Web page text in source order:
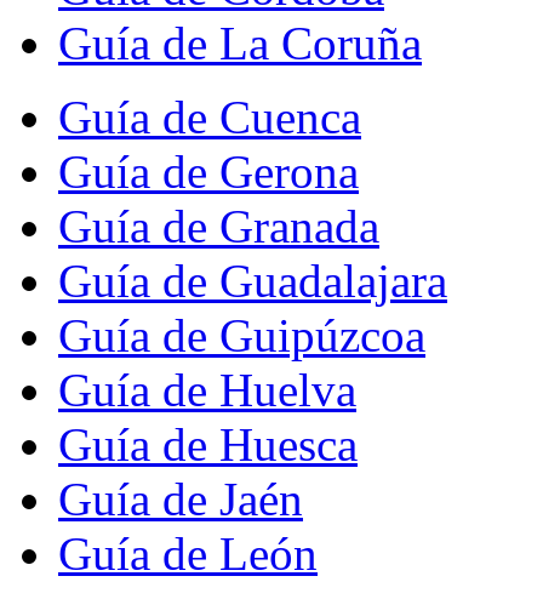
Guía de La Coruña
Guía de Cuenca
Guía de Gerona
Guía de Granada
Guía de Guadalajara
Guía de Guipúzcoa
Guía de Huelva
Guía de Huesca
Guía de Jaén
Guía de León